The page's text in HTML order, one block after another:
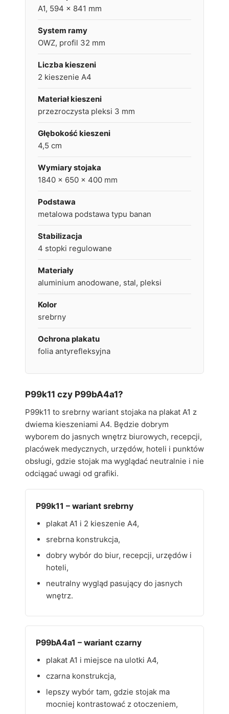
A1, 594 x 841 mm
System ramy
OWZ, profil 32 mm
Liczba kieszeni
2 kieszenie A4
Materiał kieszeni
przezroczysta pleksi 3 mm
Głębokość kieszeni
4,5 cm
Wymiary stojaka
1840 x 650 x 400 mm
Podstawa
metalowa podstawa typu banan
Stabilizacja
4 stopki regulowane
Materiały
aluminium anodowane, stal, pleksi
Kolor
srebrny
Ochrona plakatu
folia antyrefleksyjna
P99k11 czy P99bA4a1?
P99k11 to srebrny wariant stojaka na plakat A1 z
dwiema kieszeniami A4. Będzie dobrym
wyborem do jasnych wnętrz biurowych, recepcji,
placówek medycznych, urzędów, hoteli i punktów
obsługi, gdzie stojak ma wyglądać neutralnie i nie
odciągać uwagi od grafiki.
P99k11 – wariant srebrny
plakat A1 i 2 kieszenie A4,
srebrna konstrukcja,
dobry wybór do biur, recepcji, urzędów i
hoteli,
neutralny wygląd pasujący do jasnych
wnętrz.
P99bA4a1 – wariant czarny
plakat A1 i miejsce na ulotki A4,
czarna konstrukcja,
lepszy wybór tam, gdzie stojak ma
mocniej kontrastować z otoczeniem,